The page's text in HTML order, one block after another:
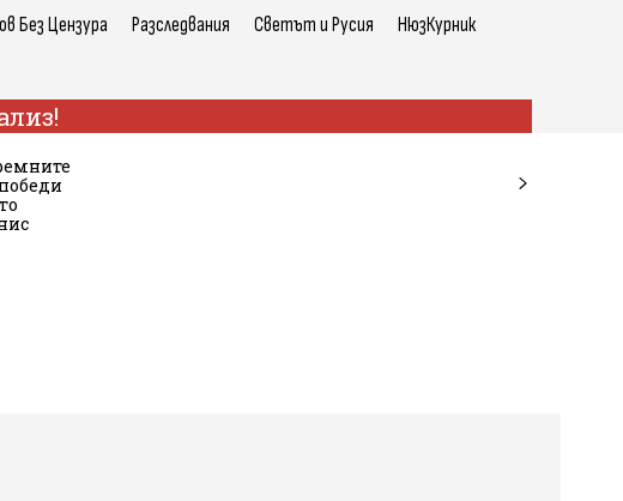
Без Цензура Разследвания Светът и Русия НюзКурник